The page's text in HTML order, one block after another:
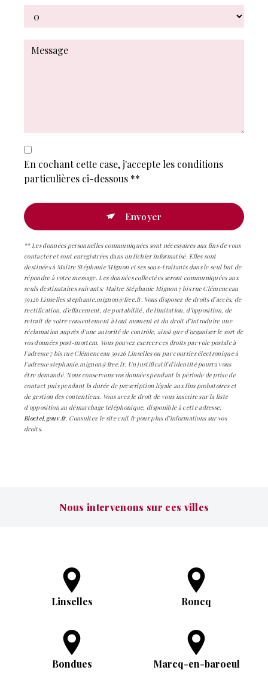
En cochant cette case, j'accepte les conditions
particulières ci-dessous **
Envoyer
** Les données personnelles communiquées sont nécessaires aux fins de vous
contacter et sont enregistrées dans un fichier informatisé. Elles sont
destinées à Maître Stéphanie Mignon et ses sous-traitants dans le seul but de
répondre à votre message. Les données collectées seront communiquées aux
seuls destinataires suivants: Maître Stéphanie Mignon 7 bis rue Clémenceau
59126 Linselles stephanie.mignon@free.fr. Vous disposez de droits d’accès, de
rectification, d’effacement, de portabilité, de limitation, d’opposition, de
retrait de votre consentement à tout moment et du droit d’introduire une
réclamation auprès d’une autorité de contrôle, ainsi que d’organiser le sort de
vos données post-mortem. Vous pouvez exercer ces droits par voie postale à
l'adresse 7 bis rue Clémenceau 59126 Linselles ou par courrier électronique à
l'adresse stephanie.mignon@free.fr. Un justificatif d'identité pourra vous
être demandé. Nous conservons vos données pendant la période de prise de
contact puis pendant la durée de prescription légale aux fins probatoires et
de gestion des contentieux. Vous avez le droit de vous inscrire sur la liste
d'opposition au démarchage téléphonique, disponible à cette adresse:
Bloctel.gouv.fr. Consultez le site cnil.fr pour plus d’informations sur vos
droits.
Nous intervenons sur ces villes
Linselles Roncq
Bondues Marcq-en-baroeul